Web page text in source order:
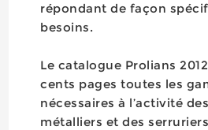
répondant de façon
besoins.
Le catalogue Prolians
cents pages toutes les
nécessaires à l’activité
métalliers et des